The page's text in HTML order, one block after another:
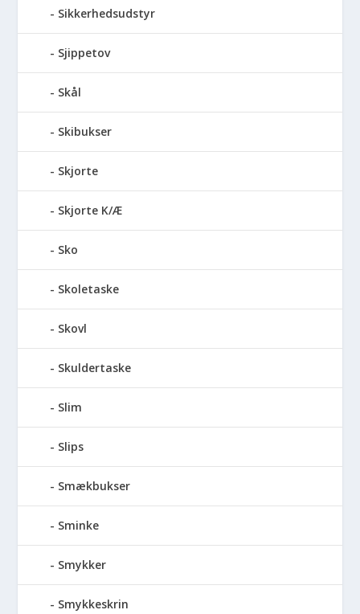
Sikkerhedsudstyr
Sjippetov
Skål
Skibukser
Skjorte
Skjorte K/Æ
Sko
Skoletaske
Skovl
Skuldertaske
Slim
Slips
Smækbukser
Sminke
Smykker
Smykkeskrin